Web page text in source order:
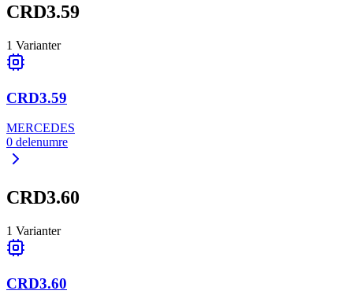
CRD3.59
1 Varianter
CRD3.59
MERCEDES
0 delenumre
CRD3.60
1 Varianter
CRD3.60